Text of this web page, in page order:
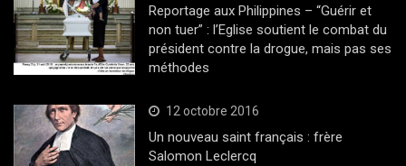
Reportage aux Philippines – “Guérir et
non tuer” : l’Eglise soutient le combat du
président contre la drogue, mais pas ses
méthodes
12 octobre 2016
Un nouveau saint français : frère
Salomon Leclercq